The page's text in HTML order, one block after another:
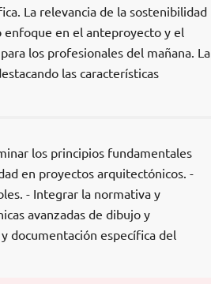
La relevancia de la sostenibilidad
enfoque en el anteproyecto y el
los profesionales del mañana. La
las características
los principios fundamentales
en proyectos arquitectónicos. -
- Integrar la normativa y
avanzadas de dibujo y
documentación específica del